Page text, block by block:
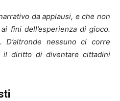
da applausi, e che non
fini dell’esperienza di gioco.
nessuno ci corre
il diritto di diventare cittadini